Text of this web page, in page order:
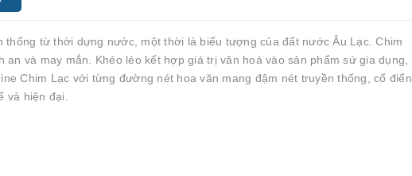
thống từ thời dựng nước, một thời là biểu tượng của đất nước Âu Lạc. Chim
và may mắn. Khéo léo kết hợp giá trị văn hoá vào sản phẩm sứ gia dụng,
Chim Lạc với từng đường nét hoa văn mang đậm nét truyền thống, cổ điển,
và hiện đại.